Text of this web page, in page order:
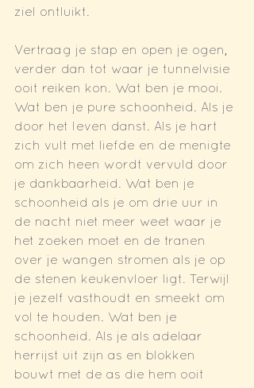
ziel ontluikt.
Vertraag je stap en open je ogen,
verder dan tot waar je tunnelvisie
ooit reiken kon. Wat ben je mooi.
Wat ben je pure schoonheid. Als je
door het leven danst. Als je hart
zich vult met liefde en de menigte
om zich heen wordt vervuld door
je dankbaarheid. Wat ben je
schoonheid als je om drie uur in
de nacht niet meer weet waar je
het zoeken moet en de tranen
over je wangen stromen als je op
de stenen keukenvloer ligt. Terwijl
je jezelf vasthoudt en smeekt om
vol te houden. Wat ben je
schoonheid. Als je als adelaar
herrijst uit zijn as en blokken
bouwt met de as die hem ooit